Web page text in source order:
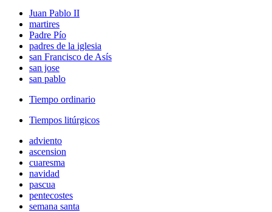
Juan Pablo II
martires
Padre Pío
padres de la iglesia
san Francisco de Asís
san jose
san pablo
Tiempo ordinario
Tiempos litúrgicos
adviento
ascension
cuaresma
navidad
pascua
pentecostes
semana santa